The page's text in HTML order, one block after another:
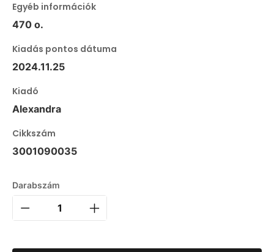
Egyéb információk
470 o.
Kiadás pontos dátuma
2024.11.25
Kiadó
Alexandra
Cikkszám
3001090035
Darabszám